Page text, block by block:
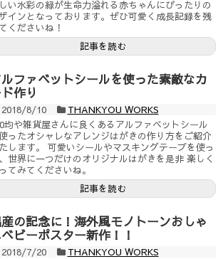
い水彩の緑が生命力溢れる赤ちゃんにぴったりの
インとなっております。ぜひ可愛く成長記録を残
くださいね！
記事を読む
ファベットシールを使った素敵なカ
作り
2018/8/10
THANKYOU WORKS
均や雑貨屋さんに良くあるアルファベットシール
ったオシャレなアレンジはがきの作り方をご紹介
します。 可愛いシールやマスキングテープを使っ
世界に一つだけのオリジナルはがきを是非 楽しく
てみてくださいね。
記事を読む
の記念に！海外風モノトーンおしゃ
ビーポスター新作！！
2018/7/20
THANKYOU WORKS